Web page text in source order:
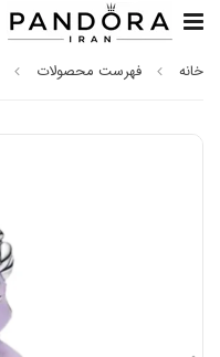
خانه فهرست محصولات